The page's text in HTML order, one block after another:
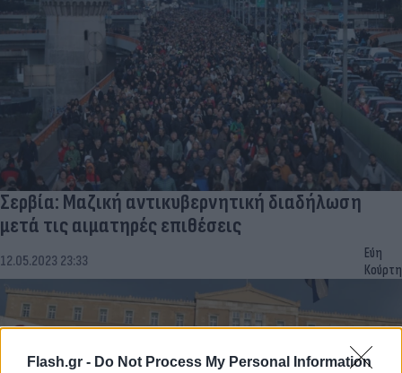
Flash.gr - Do Not Process My Personal Information
Σερβία: Μαζική αντικυβερνητική διαδήλωση
μετά τις αιματηρές επιθέσεις
12.05.2023 23:33
Εύη
Κούρτη